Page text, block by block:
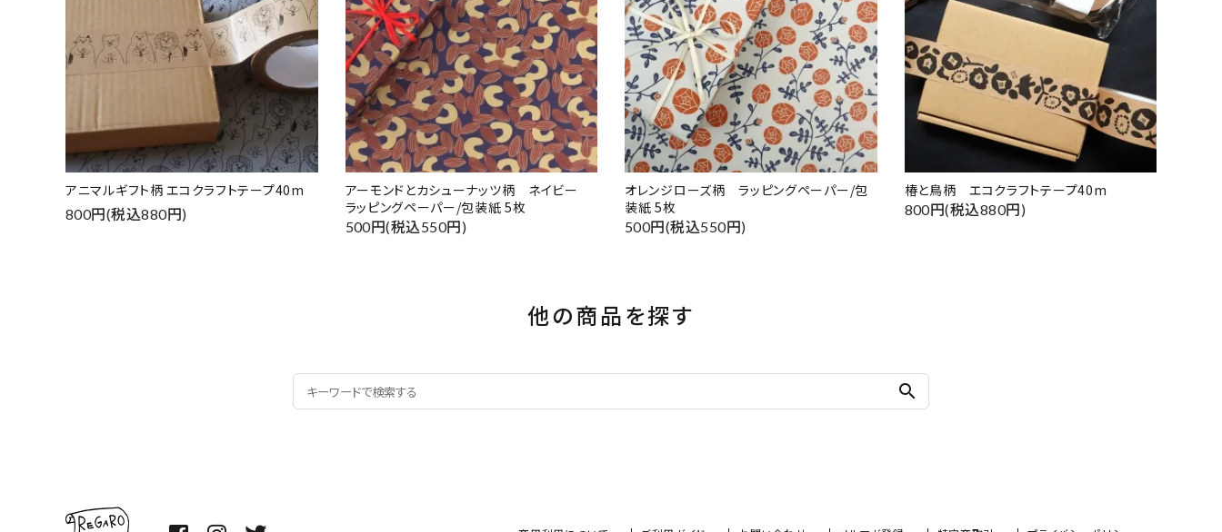
アニマルギフト柄 エコクラフトテープ40m
800円(税込880円)
アーモンドとカシューナッツ柄 ネイビー
ラッピングペーパー/包装紙 5枚
500円(税込550円)
オレンジローズ柄 ラッピングペーパー/包
装紙 5枚
500円(税込550円)
椿と鳥柄 エコクラフトテープ40m
800円(税込880円)
他の商品を探す
search